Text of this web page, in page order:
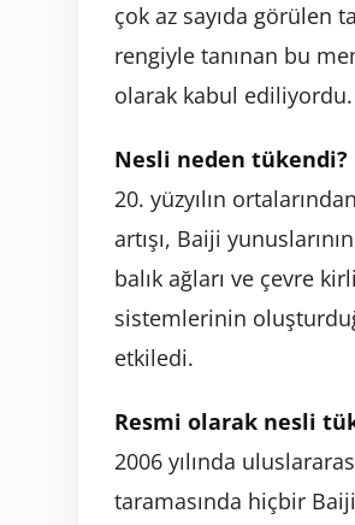
çok az sayıda görülen
rengiyle tanınan bu
olarak kabul ediliyordu.
Nesli neden tükendi?
20. yüzyılın
artışı, Baiji
balık ağları ve çevre
sistemlerinin
etkiledi.
Resmi olarak nesli
2006 yılında
taramasında hiçbir